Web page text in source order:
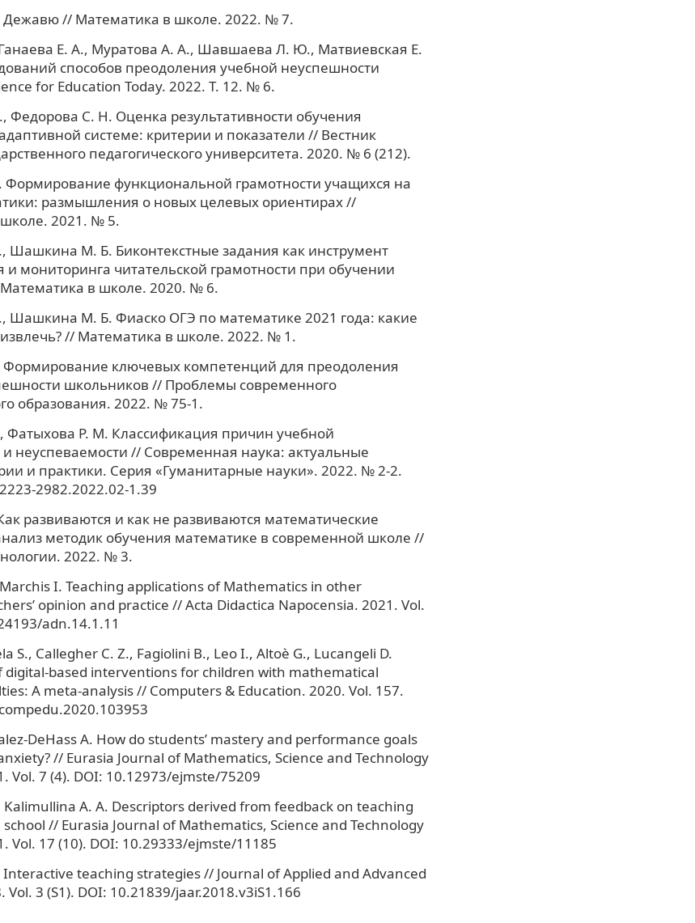
// Математика в школе. 2022. № 7.
Ганаева Е. А., Муратова А. А., Шавшаева Л. Ю., Матвиевская Е.
способов преодоления учебной неуспешности
for Education Today. 2022. Т. 12. № 6.
Федорова С. Н. Оценка результативности обучения
системе: критерии и показатели // Вестник
педагогического университета. 2020. № 6 (212).
функциональной грамотности учащихся на
размышления о новых целевых ориентирах //
2021. № 5.
Шашкина М. Б. Биконтекстные задания как инструмент
мониторинга читательской грамотности при обучении
в школе. 2020. № 6.
Шашкина М. Б. Фиаско ОГЭ по математике 2021 года: какие
извлечь? // Математика в школе. 2022. № 1.
Формирование ключевых компетенций для преодоления
школьников // Проблемы современного
образования. 2022. № 75-1.
Фатыхова Р. М. Классификация причин учебной
неуспеваемости // Современная наука: актуальные
и практики. Серия «Гуманитарные науки». 2022. № 2-2.
2982.2022.02-1.39
развиваются и как не развиваются математические
методик обучения математике в современной школе //
2022. № 3.
I. Teaching applications of Mathematics in other
opinion and practice // Acta Didactica Napocensia. 2021. Vol.
adn.14.1.11
S., Callegher C. Z., Fagiolini B., Leo I., Altoè G., Lucangeli D.
digital-based interventions for children with mathematical
A meta-analysis // Computers & Education. 2020. Vol. 157.
DeHass A. How do students’ mastery and performance goals
// Eurasia Journal of Mathematics, Science and Technology
Vol. 7 (4). DOI: 10.12973/ejmste/75209
A. A. Descriptors derived from feedback on teaching
// Eurasia Journal of Mathematics, Science and Technology
Vol. 17 (10). DOI: 10.29333/ejmste/11185
teaching strategies // Journal of Applied and Advanced
Vol. 3 (S1). DOI: 10.21839/jaar.2018.v3iS1.166